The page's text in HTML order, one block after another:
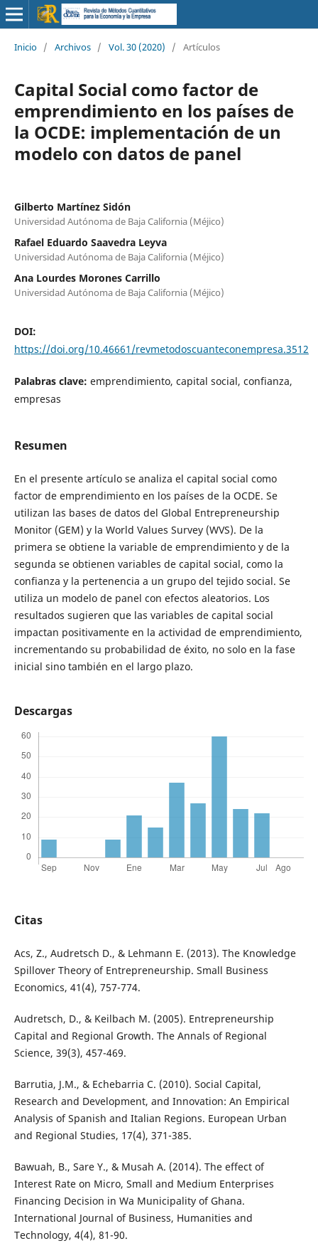
Inicio / Archivos / Vol. 30 (2020) / Artículos
Capital Social como factor de
emprendimiento en los países de
la OCDE: implementación de un
modelo con datos de panel
Gilberto Martínez Sidón
Universidad Autónoma de Baja California (Méjico)
Rafael Eduardo Saavedra Leyva
Universidad Autónoma de Baja California (Méjico)
Ana Lourdes Morones Carrillo
Universidad Autónoma de Baja California (Méjico)
DOI:
https://doi.org/10.46661/revmetodoscuanteconempresa.3512
Palabras clave: emprendimiento, capital social, confianza,
empresas
Resumen
En el presente artículo se analiza el capital social como
factor de emprendimiento en los países de la OCDE. Se
utilizan las bases de datos del Global Entrepreneurship
Monitor (GEM) y la World Values Survey (WVS). De la
primera se obtiene la variable de emprendimiento y de la
segunda se obtienen variables de capital social, como la
confianza y la pertenencia a un grupo del tejido social. Se
utiliza un modelo de panel con efectos aleatorios. Los
resultados sugieren que las variables de capital social
impactan positivamente en la actividad de emprendimiento,
incrementando su probabilidad de éxito, no solo en la fase
inicial sino también en el largo plazo.
Descargas
Citas
Acs, Z., Audretsch D., & Lehmann E. (2013). The Knowledge
Spillover Theory of Entrepreneurship. Small Business
Economics, 41(4), 757-774.
Audretsch, D., & Keilbach M. (2005). Entrepreneurship
Capital and Regional Growth. The Annals of Regional
Science, 39(3), 457-469.
Barrutia, J.M., & Echebarria C. (2010). Social Capital,
Research and Development, and Innovation: An Empirical
Analysis of Spanish and Italian Regions. European Urban
and Regional Studies, 17(4), 371-385.
Bawuah, B., Sare Y., & Musah A. (2014). The effect of
Interest Rate on Micro, Small and Medium Enterprises
Financing Decision in Wa Municipality of Ghana.
International Journal of Business, Humanities and
Technology, 4(4), 81-90.